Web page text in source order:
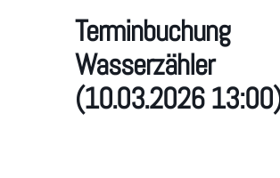
Terminbuchung
Wasserzähler
(10.03.2026